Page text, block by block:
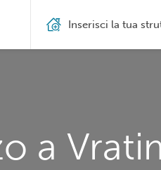
a
Inserisci la tua